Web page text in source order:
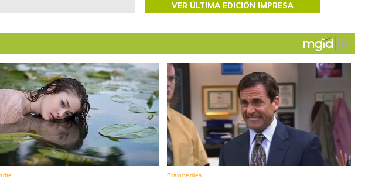
VER ÚLTIMA EDICIÓN IMPRESA